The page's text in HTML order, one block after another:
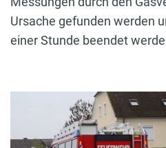
Ursache gefunden werden
einer Stunde beendet